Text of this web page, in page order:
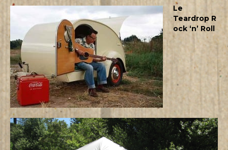
Le
Teardrop R
ock ‘n’ Roll